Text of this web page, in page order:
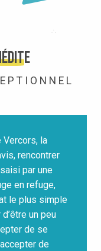
la
rencontrer
par une
en refuge,
le plus simple
un peu
de se
de